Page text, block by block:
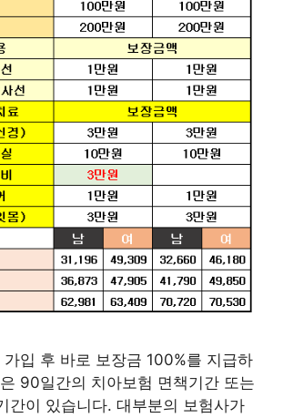
가입 후 바로 보장금 100%를 지급하
90일간의 치아보험 면책기간 또는
간이 있습니다. 대부분의 보험사가